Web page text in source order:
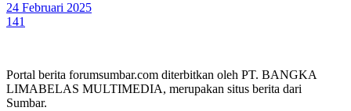
24 Februari 2025
141
Portal berita forumsumbar.com diterbitkan oleh PT. BANGKA
LIMABELAS MULTIMEDIA, merupakan situs berita dari
Sumbar.